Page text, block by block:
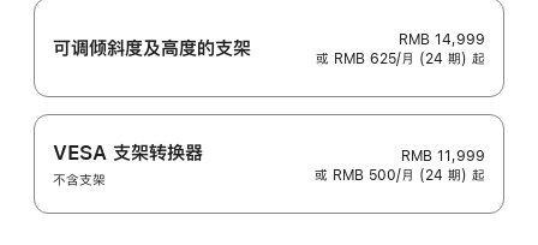
可调倾斜度及高‍度的支‍架
RMB 14,999
或 RMB 625/月 (24 期) 起
VESA 支架转换器
不含支架
RMB 11,999
或 RMB 500/月 (24 期) 起